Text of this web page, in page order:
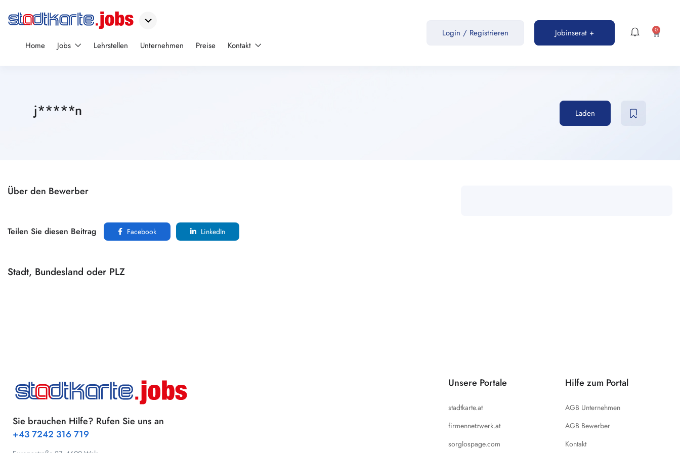
Home Jobs Lehrstellen Unternehmen Preise Kontakt
Login / Registrieren Jobinserat + 0
j*****n Laden
Über den Bewerber
Teilen Sie diesen Beitrag Facebook LinkedIn
Stadt, Bundesland oder PLZ
Sie brauchen Hilfe? Rufen Sie uns an
+43 7242 316 719
Unsere Portale
stadtkarte.at
firmennetzwerk.at
sorglospage.com
Hilfe zum Portal
AGB Unternehmen
AGB Bewerber
Kontakt